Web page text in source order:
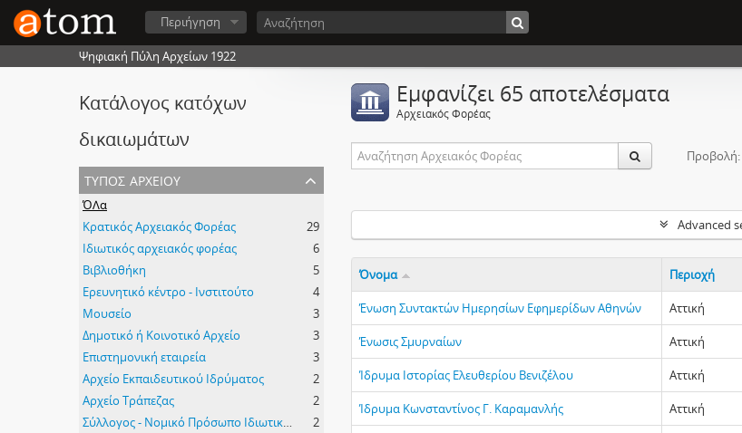
Περιήγηση
Ψηφιακή Πύλη Αρχείων 1922
Κατάλογος κατόχων
δικαιωμάτων
τύπος αρχείου
ΌΛα
Κρατικός Αρχειακός Φορέας
29
Ιδιωτικός αρχειακός φορέας
6
Βιβλιοθήκη
5
Ερευνητικό κέντρο - Ινστιτούτο
4
Μουσείο
3
Δημοτικό ή Κοινοτικό Αρχείο
3
Επιστημονική εταιρεία
3
Αρχείο Εκπαιδευτικού Ιδρύματος
2
Αρχείο Τράπεζας
2
Σύλλογος - Νομικό Πρόσωπο Ιδιωτικού Δικαίου
2
Εμφανίζει 65 αποτελέσματα
Αρχειακός Φορέας
Προβολή:
Advanced
Όνομα Περιοχή
Ένωση Συντακτών Ημερησίων Εφημερίδων Αθηνών
Αττική
Ένωσις Σμυρναίων Αττική
Ίδρυμα Ιστορίας Ελευθερίου Βενιζέλου Αττική
Ίδρυμα Κωνσταντίνος Γ. Καραμανλής Αττική